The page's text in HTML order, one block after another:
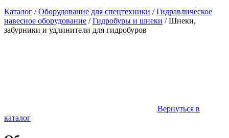
Каталог /Оборудование для спецтехники /Гидравлическое
навесное оборудование /Гидробуры и шнеки /Шнеки,
забурники и удлинители для гидробуров
Вернуться в
каталог